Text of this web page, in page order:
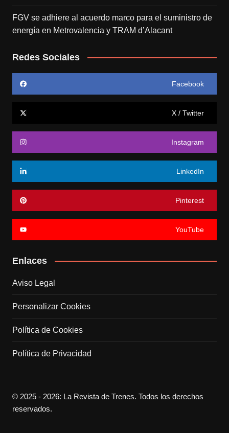
FGV se adhiere al acuerdo marco para el suministro de
energía en Metrovalencia y TRAM d’Alacant
Redes Sociales
Facebook
X / Twitter
Instagram
LinkedIn
Pinterest
YouTube
Enlaces
Aviso Legal
Personalizar Cookies
Política de Cookies
Política de Privacidad
© 2025 - 2026: La Revista de Trenes. Todos los derechos
reservados.